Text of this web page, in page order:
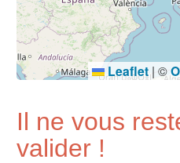
Leaflet | ©
Il ne vous
valider !